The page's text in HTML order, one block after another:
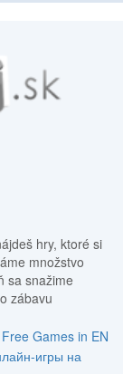
hry, ktoré si
množstvo
sa snažime
zábavu
Free Games in EN
игры на